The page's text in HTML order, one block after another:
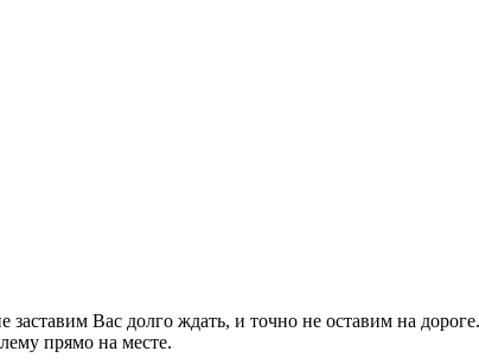
заставим Вас долго ждать, и точно не оставим на
прямо на месте.